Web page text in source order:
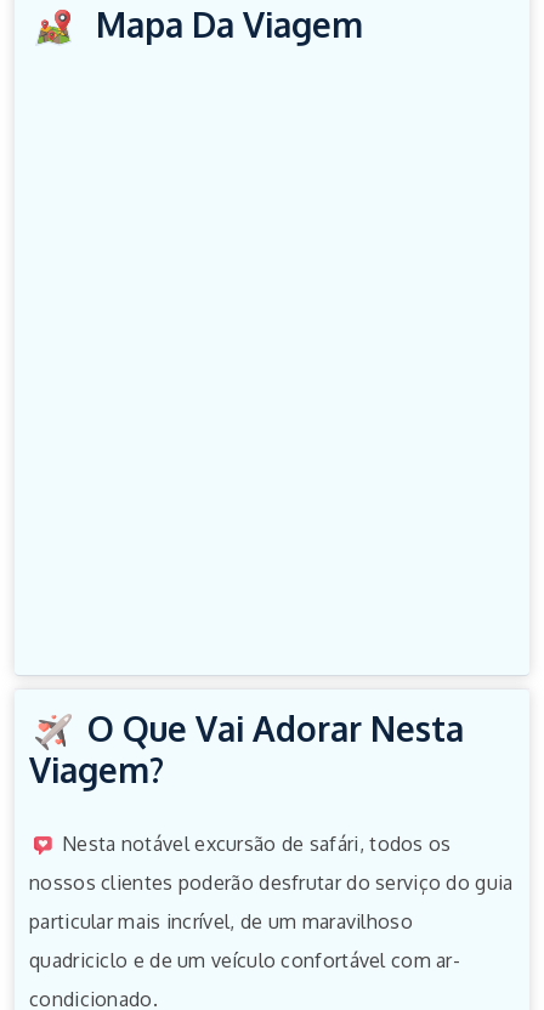
Mapa Da Viagem
O Que Vai Adorar Nesta
Viagem?
Nesta notável excursão de safári, todos os
nossos clientes poderão desfrutar do serviço do guia
particular mais incrível, de um maravilhoso
quadriciclo e de um veículo confortável com ar-
condicionado.